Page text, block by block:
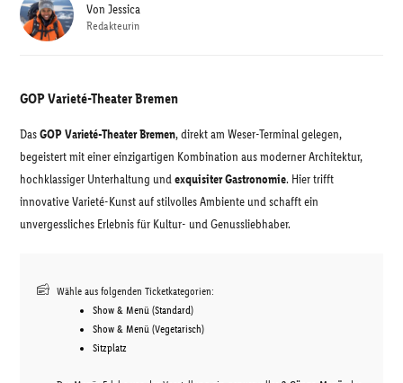
GOP Varieté-Theater Bremen
DasGOP Varieté-Theater Bremen, direkt am Weser-Terminal gelegen,
begeistert mit einer einzigartigen Kombination aus moderner Architektur,
hochklassiger Unterhaltung undexquisiter Gastronomie. Hier trifft
innovative Varieté-Kunst auf stilvolles Ambiente und schafft ein
unvergessliches Erlebnis für Kultur- und Genussliebhaber.
Wähle aus folgenden Ticketkategorien:
Show & Menü (Standard)
Show & Menü (Vegetarisch)
Sitzplatz
Von Jessica
Redakteurin